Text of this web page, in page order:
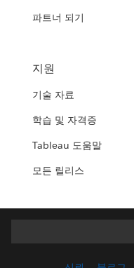
파트너 되기
지원
기술 자료
학습 및 자격증
Tableau 도움말
모든 릴리스